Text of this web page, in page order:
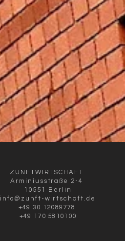
ZUNFTWIRTSCHAFT
Arminiusstraße 2-4
10551 Berlin
info@zunft-wirtschaft.de
+49 30 12089778
+49 170 5810100